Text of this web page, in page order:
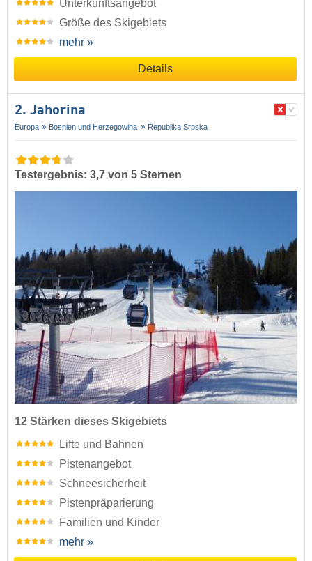
Unterkunftsangebot
Größe des Skigebiets
mehr »
Details
2. Jahorina
Europa Bosnien und Herzegowina Republika Srpska
Testergebnis: 3,7 von 5 Sternen
12 Stärken dieses Skigebiets
Lifte und Bahnen
Pistenangebot
Schneesicherheit
Pistenpräparierung
Familien und Kinder
mehr »